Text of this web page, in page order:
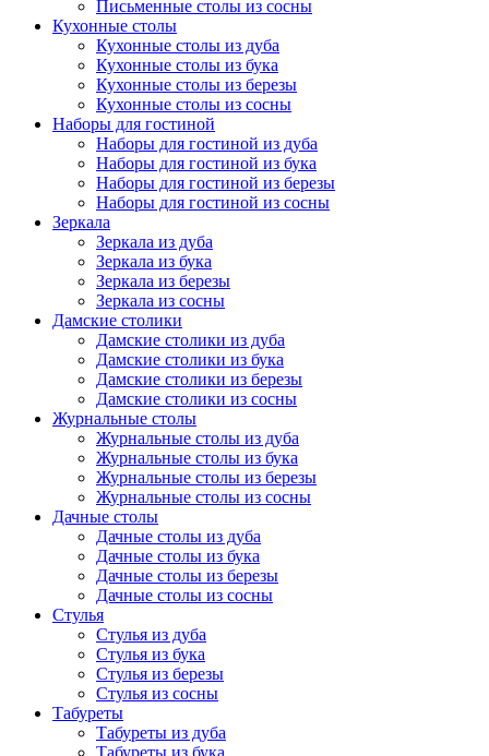
Письменные столы из сосны
Кухонные столы
Кухонные столы из дуба
Кухонные столы из бука
Кухонные столы из березы
Кухонные столы из сосны
Наборы для гостиной
Наборы для гостиной из дуба
Наборы для гостиной из бука
Наборы для гостиной из березы
Наборы для гостиной из сосны
Зеркала
Зеркала из дуба
Зеркала из бука
Зеркала из березы
Зеркала из сосны
Дамские столики
Дамские столики из дуба
Дамские столики из бука
Дамские столики из березы
Дамские столики из сосны
Журнальные столы
Журнальные столы из дуба
Журнальные столы из бука
Журнальные столы из березы
Журнальные столы из сосны
Дачные столы
Дачные столы из дуба
Дачные столы из бука
Дачные столы из березы
Дачные столы из сосны
Стулья
Стулья из дуба
Стулья из бука
Стулья из березы
Стулья из сосны
Табуреты
Табуреты из дуба
Табуреты из бука